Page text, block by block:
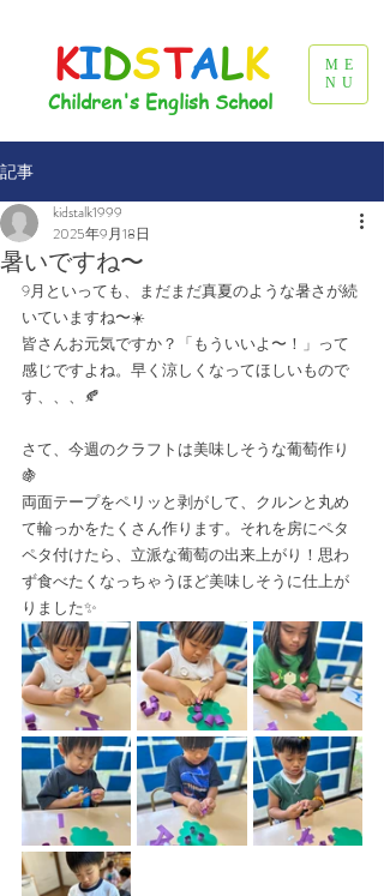
ME
NU
KIDSTALK
Children's English School
記事
暑いですね〜
kidstalk1999
2025年9月18日
9月といっても、まだまだ真夏のような暑さが続
いていますね〜☀️
皆さんお元気ですか？「もういいよ〜！」って
感じですよね。早く涼しくなってほしいもので
す、、、🍂
さて、今週のクラフトは美味しそうな葡萄作り
🍇
両面テープをペリッと剥がして、クルンと丸め
て輪っかをたくさん作ります。それを房にペタ
ペタ付けたら、立派な葡萄の出来上がり！思わ
ず食べたくなっちゃうほど美味しそうに仕上が
りました✨